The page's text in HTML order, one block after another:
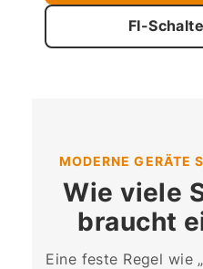
FI-
MODERNE GERÄTE
Wie viele
braucht
Eine feste Regel wie